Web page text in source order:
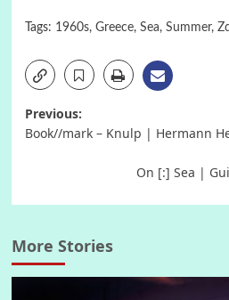
Tags: 1960s, Greece, Sea, Summer,
Post
Previous:
Book//mark – Knulp | Hermann
On [:] Sea |
More Stories